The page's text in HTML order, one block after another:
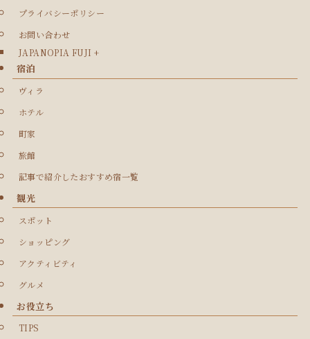
プライバシーポリシー
お問い合わせ
JAPANOPIA FUJI +
宿泊
ヴィラ
ホテル
町家
旅館
記事で紹介したおすすめ宿一覧
観光
スポット
ショッピング
アクティビティ
グルメ
お役立ち
TIPS